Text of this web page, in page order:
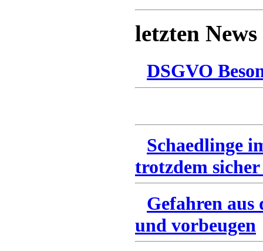
letzten News
DSGVO
Schaedlinge
trotzdem
Gefahren
und vorbeugen